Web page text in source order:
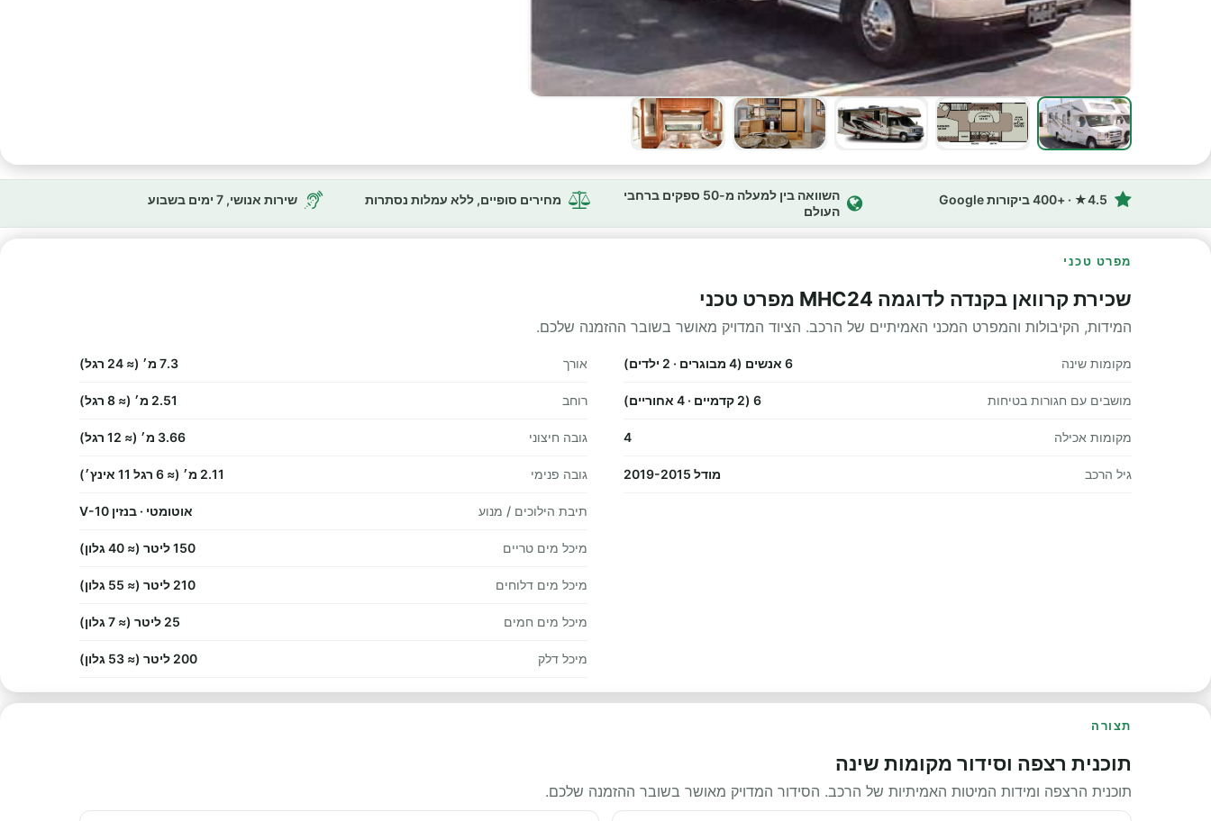
4.5★ · +400 ביקורות Google
השוואה בין למעלה מ-50 ספקים ברחבי
העולם
מחירים סופיים, ללא עמלות נסתרות שירות אנושי, 7 ימים בשבוע
מפרט טכני
שכירת קרוואן בקנדה לדוגמה MHC24 מפרט טכני
המידות, הקיבולות והמפרט המכני האמיתיים של הרכב. הציוד המדויק מאושר בשובר ההזמנה שלכם.
מקומות שינה 6 אנשים (4 מבוגרים · 2 ילדים)
מושבים עם חגורות בטיחות 6 (2 קדמיים · 4 אחוריים)
מקומות אכילה 4
גיל הרכב מודל 2019-2015
אורך 7.3 מ׳ (≈ 24 רגל)
רוחב 2.51 מ׳ (≈ 8 רגל)
גובה חיצוני 3.66 מ׳ (≈ 12 רגל)
גובה פנימי 2.11 מ׳ (≈ 6 רגל 11 אינץ׳)
תיבת הילוכים / מנוע אוטומטי · בנזין V-10
מיכל מים טריים 150 ליטר (≈ 40 גלון)
מיכל מים דלוחים 210 ליטר (≈ 55 גלון)
מיכל מים חמים 25 ליטר (≈ 7 גלון)
מיכל דלק 200 ליטר (≈ 53 גלון)
תצורה
תוכנית רצפה וסידור מקומות שינה
תוכנית הרצפה ומידות המיטות האמיתיות של הרכב. הסידור המדויק מאושר בשובר ההזמנה שלכם.